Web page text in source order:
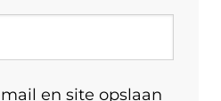
en site opslaan